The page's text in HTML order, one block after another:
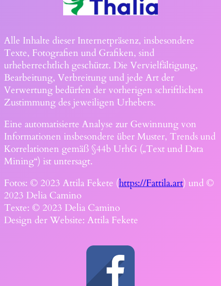
Alle Inhalte dieser Internetpräsenz, insbesondere
Texte, Fotografien und Grafiken, sind
urheberrechtlich geschützt. Die Vervielfältigung,
Bearbeitung, Verbreitung und jede Art der
Verwertung bedürfen der vorherigen schriftlichen
Zustimmung des jeweiligen Urhebers.
Eine automatisierte Analyse zur Gewinnung von
Informationen insbesondere über Muster, Trends und
Korrelationen gemäß §44b UrhG („Text und Data
Mining“) ist untersagt.
Fotos: © 2023 Attila Fekete (https://Fattila.art) und ©
2023 Delia Camino
Texte: © 2023 Delia Camino
Design der Website: Attila Fekete